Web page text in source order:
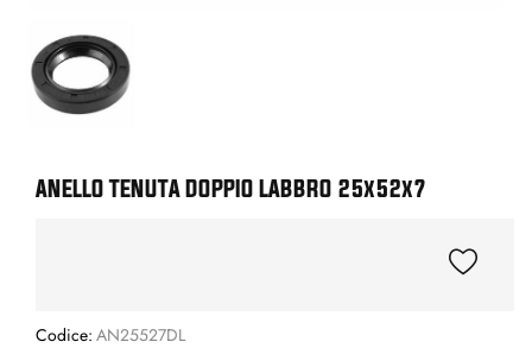
ANELLO TENUTA DOPPIO LABBRO 25x52x7
Codice: AN25527DL